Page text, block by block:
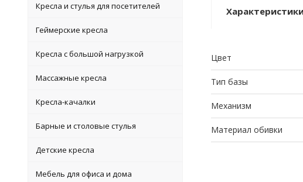
Кресла и стулья для посетителей
Геймерские кресла
Кресла с большой нагрузкой
Массажные кресла
Кресла-качалки
Барные и столовые стулья
Детские кресла
Мебель для офиса и дома
Цвет
Тип базы
Механизм
Материал обивки